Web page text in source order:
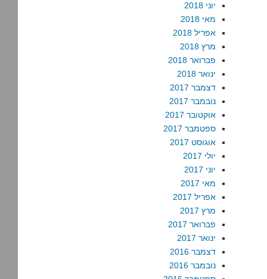
יוני 2018
מאי 2018
אפריל 2018
מרץ 2018
פברואר 2018
ינואר 2018
דצמבר 2017
נובמבר 2017
אוקטובר 2017
ספטמבר 2017
אוגוסט 2017
יולי 2017
יוני 2017
מאי 2017
אפריל 2017
מרץ 2017
פברואר 2017
ינואר 2017
דצמבר 2016
נובמבר 2016